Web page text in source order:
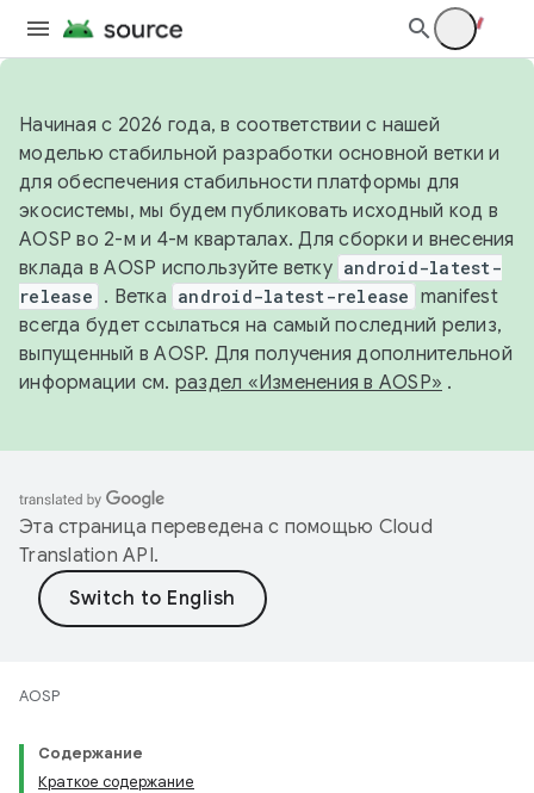
Начиная с 2026 года, в соответствии с нашей
моделью стабильной разработки основной ветки и
для обеспечения стабильности платформы для
экосистемы, мы будем публиковать исходный код в
AOSP во 2-м и 4-м кварталах. Для сборки и внесения
вклада в AOSP используйте ветку android-latest-
release . Ветка android-latest-release manifest
всегда будет ссылаться на самый последний релиз,
выпущенный в AOSP. Для получения дополнительной
информации см. раздел «Изменения в AOSP» .
Эта страница переведена с помощью Cloud
Translation API.
AOSP
Содержание
Краткое содержание